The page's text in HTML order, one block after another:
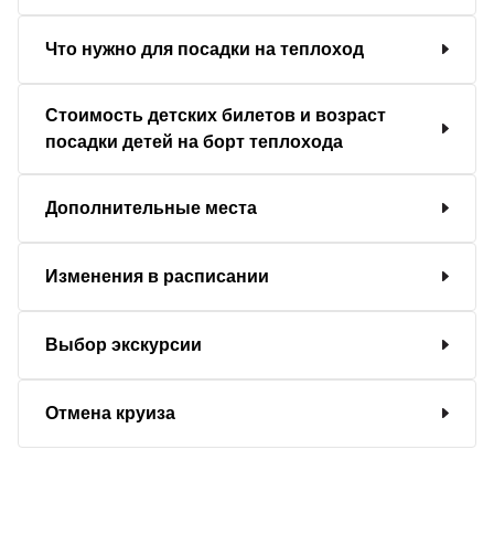
Что нужно для посадки на теплоход
Стоимость детских билетов и возраст
посадки детей на борт теплохода
Дополнительные места
Изменения в расписании
Выбор экскурсии
Отмена круиза